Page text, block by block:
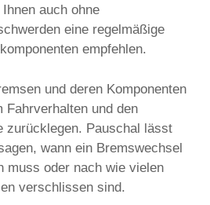
auch ohne
eine regelmäßige
empfehlen.
und deren Komponenten
Fahrverhalten und den
zurücklegen. Pauschal lässt
wann ein Bremswechsel
muss oder nach wie vielen
verschlissen sind.